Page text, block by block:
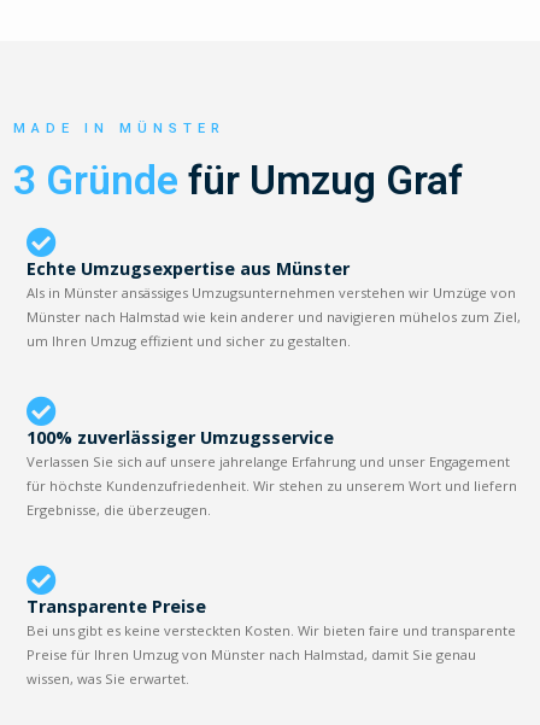
MADE IN MÜNSTER
3 Gründe für Umzug Graf
Echte Umzugsexpertise aus Münster
Als in Münster ansässiges Umzugsunternehmen verstehen wir Umzüge von
Münster nach Halmstad wie kein anderer und navigieren mühelos zum Ziel,
um Ihren Umzug effizient und sicher zu gestalten.
100% zuverlässiger Umzugsservice
Verlassen Sie sich auf unsere jahrelange Erfahrung und unser Engagement
für höchste Kundenzufriedenheit. Wir stehen zu unserem Wort und liefern
Ergebnisse, die überzeugen.
Transparente Preise
Bei uns gibt es keine versteckten Kosten. Wir bieten faire und transparente
Preise für Ihren Umzug von Münster nach Halmstad, damit Sie genau
wissen, was Sie erwartet.